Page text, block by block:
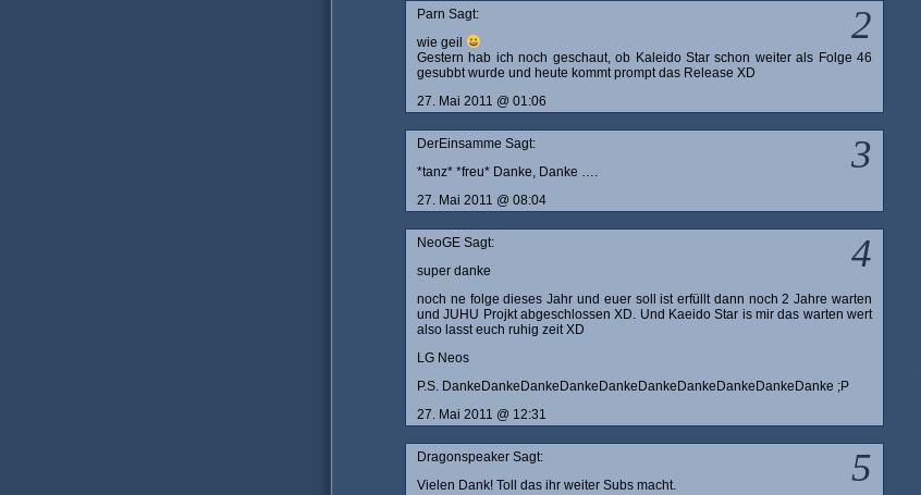
2
Parn Sagt:
wie geil
Gestern hab ich noch geschaut, ob Kaleido Star schon weiter als Folge 46
gesubbt wurde und heute kommt prompt das Release XD
27. Mai 2011 @ 01:06
3
DerEinsamme Sagt:
*tanz* *freu* Danke, Danke ….
27. Mai 2011 @ 08:04
4
NeoGE Sagt:
super danke
noch ne folge dieses Jahr und euer soll ist erfüllt dann noch 2 Jahre warten
und JUHU Projkt abgeschlossen XD. Und Kaeido Star is mir das warten wert
also lasst euch ruhig zeit XD
LG Neos
P.S. DankeDankeDankeDankeDankeDankeDankeDankeDankeDanke ;P
27. Mai 2011 @ 12:31
5
Dragonspeaker Sagt:
Vielen Dank! Toll das ihr weiter Subs macht.